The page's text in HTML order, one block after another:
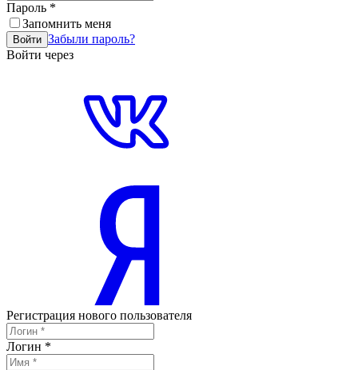
Пароль *
Запомнить меня
Войти Забыли пароль?
Войти через
Регистрация нового пользователя
Логин *